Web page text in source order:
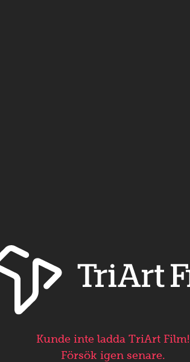
Kunde inte ladda TriArt Film!
Försök igen senare.